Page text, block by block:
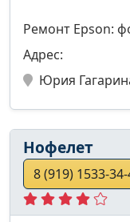
Ремонт Epson:
Адрес:
Юрия
Нофелет
8 (919) 1533-34-